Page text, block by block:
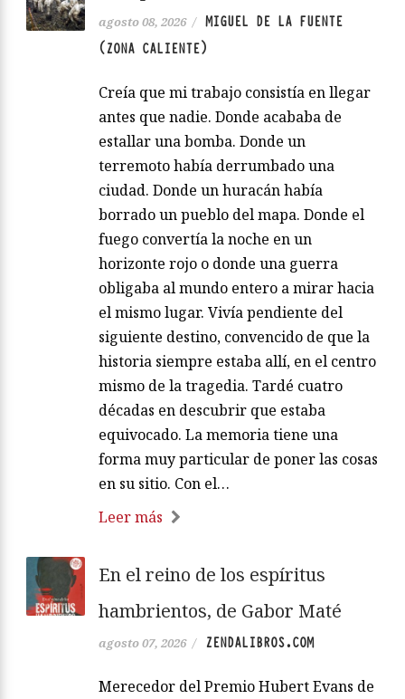
agosto 08, 2026 / MIGUEL DE LA FUENTE
(ZONA CALIENTE)
Creía que mi trabajo consistía en llegar
antes que nadie. Donde acababa de
estallar una bomba. Donde un
terremoto había derrumbado una
ciudad. Donde un huracán había
borrado un pueblo del mapa. Donde el
fuego convertía la noche en un
horizonte rojo o donde una guerra
obligaba al mundo entero a mirar hacia
el mismo lugar. Vivía pendiente del
siguiente destino, convencido de que la
historia siempre estaba allí, en el centro
mismo de la tragedia. Tardé cuatro
décadas en descubrir que estaba
equivocado. La memoria tiene una
forma muy particular de poner las cosas
en su sitio. Con el…
Leer más
En el reino de los espíritus
hambrientos, de Gabor Maté
agosto 07, 2026 / ZENDALIBROS.COM
Merecedor del Premio Hubert Evans de